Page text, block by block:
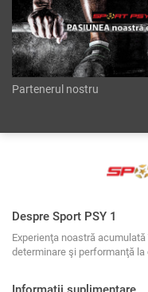
Partenerul nostru
Despre Sport PSY 1
Experienţa noastră
determinare şi performanţă la